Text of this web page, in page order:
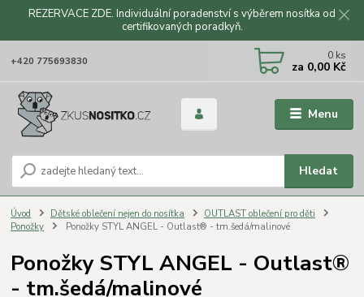
REZERVACE ZDE. Individuální poradenství s výběrem nosítka od
certifikovaných poradkyň.
Menu
Hledat
+420 775693830 0 ks
za 0,00 Kč
Úvod Dětské oblečení nejen do nosítka
OUTLAST oblečení pro děti
Ponožky
Ponožky STYL ANGEL - Outlast® - tm.šedá/malinové
Ponožky STYL ANGEL - Outlast®
- tm.šedá/malinové